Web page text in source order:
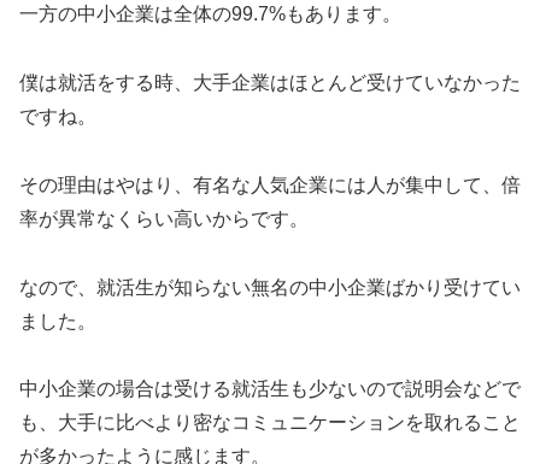
一方の中小企業は全体の99.7%もあります。
僕は就活をする時、大手企業はほとんど受けていなかった
ですね。
その理由はやはり、有名な人気企業には人が集中して、倍
率が異常なくらい高いからです。
なので、就活生が知らない無名の中小企業ばかり受けてい
ました。
中小企業の場合は受ける就活生も少ないので説明会などで
も、大手に比べより密なコミュニケーションを取れること
が多かったように感じます。